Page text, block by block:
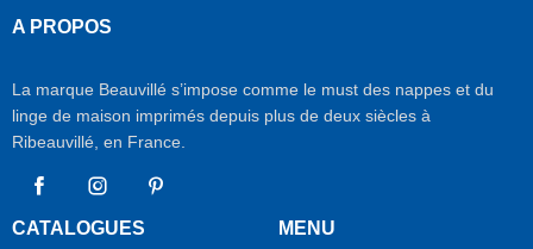
A PROPOS
La marque Beauvillé s’impose comme le must des nappes et du
linge de maison imprimés depuis plus de deux siècles à
Ribeauvillé, en France.
FacebookInstagram
CATALOGUES MENU